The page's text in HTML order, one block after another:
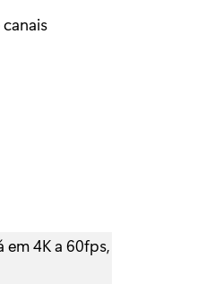
em 4K a 60fps,